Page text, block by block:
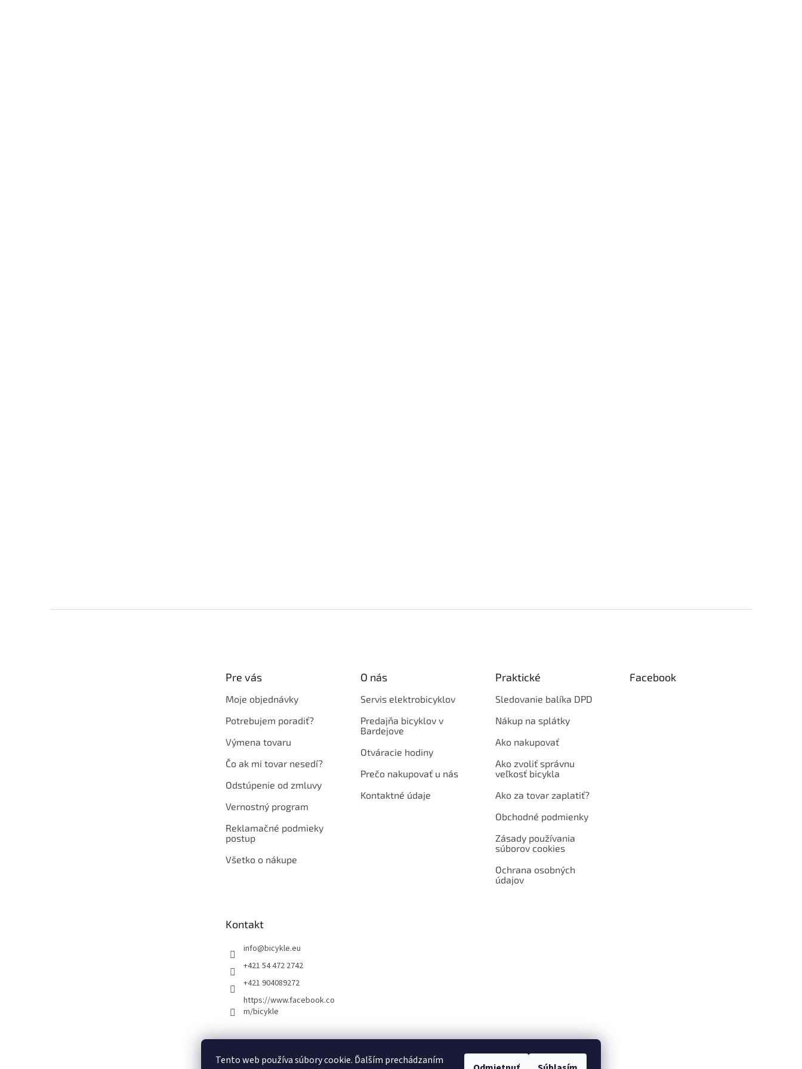
Tento web používa súbory cookie. Ďalším prechádzaním
Pre vás
Moje objednávky
Potrebujem poradiť?
Výmena tovaru
Čo ak mi tovar nesedí?
Odstúpenie od zmluvy
Vernostný program
Reklamačné podmieky
postup
Všetko o nákupe
O nás
Servis elektrobicyklov
Predajňa bicyklov v
Bardejove
Otváracie hodiny
Prečo nakupovať u nás
Kontaktné údaje
Praktické
Sledovanie balíka DPD
Nákup na splátky
Ako nakupovať
Ako zvoliť správnu
veľkosť bicykla
Ako za tovar zaplatiť?
Obchodné podmienky
Zásady používania
súborov cookies
Ochrana osobných
údajov
Facebook
Kontakt
info@bicykle.eu
+421 54 472 2742
+421 904089272
https://www.facebook.co
m/bicykle